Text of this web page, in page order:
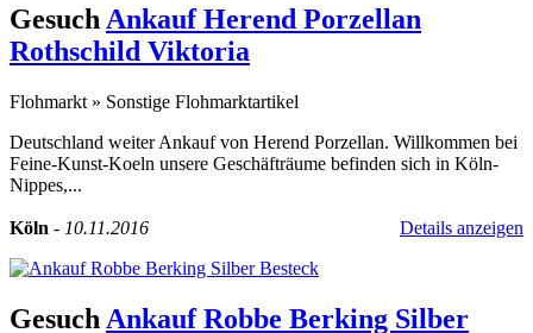
Gesuch Ankauf Herend Porzellan
Rothschild Viktoria
Flohmarkt » Sonstige Flohmarktartikel
Deutschland weiter Ankauf von Herend Porzellan. Willkommen bei
Feine-Kunst-Koeln unsere Geschäfträume befinden sich in Köln-
Nippes,...
Köln - 10.11.2016 Details anzeigen
Gesuch Ankauf Robbe Berking Silber